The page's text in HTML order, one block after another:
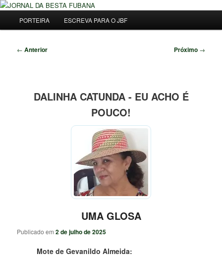
Pular
principal
JORNAL DA BESTA FUBANA
Uma Gazeta Escrota
principal
PORTEIRA ESCREVA PARA O JBF
Navegação
← Anterior Próximo →
DALINHA CATUNDA - EU ACHO É
POUCO!
UMA GLOSA
Publicado em2 de julho de 2025
Mote de Gevanildo Almeida: